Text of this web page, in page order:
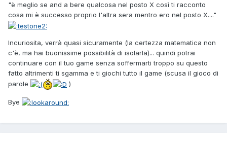
"è meglio se and a bere qualcosa nel posto X così ti racconto
cosa mi è successo proprio l'altra sera mentro ero nel posto X...."
Incuriosita, verrà quasi sicuramente (la certezza matematica non
c'è, ma hai buonissime possibilità di isolarla)... quindi potrai
continuare con il tuo game senza soffermarti troppo su questo
fatto altrimenti ti sgamma e ti giochi tutto il game (scusa il gioco di
parole
)
Bye